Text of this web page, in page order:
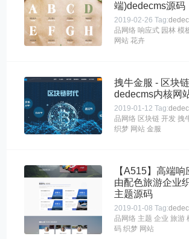
端)dedecms源码
2019-02-26 Tag:
品网络 响应式 园林 模
网站 花卉
拽牛金服 - 区块
dedecms内核网
2019-01-12 Tag:
品网络 区块链 开发 拽
织梦 网站 金服
【A515】高端
由配色旅游企业
主题源码
2019-01-08 Tag:
品网络 主题 企业 旅游
码 织梦 网站